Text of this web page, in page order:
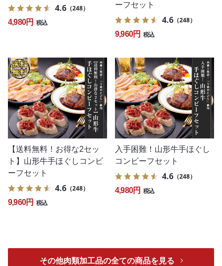
4.6 （248）
4,980円 税込
ーフセット
4.6 （248）
9,960円 税込
【送料無料！お得な2セッ
ト】山形牛手ほぐしコンビ
ーフセット
4.6 （248）
9,960円 税込
入手困難！山形牛手ほぐし
コンビーフセット
4.6 （248）
4,980円 税込
その他肉類加工品の全ての商品を見る